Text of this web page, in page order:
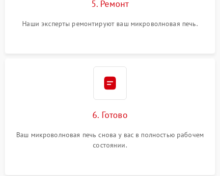
5. Ремонт
Наши эксперты ремонтируют ваш микроволновая печь.
6. Готово
Ваш микроволновая печь снова у вас в полностью рабочем
состоянии.